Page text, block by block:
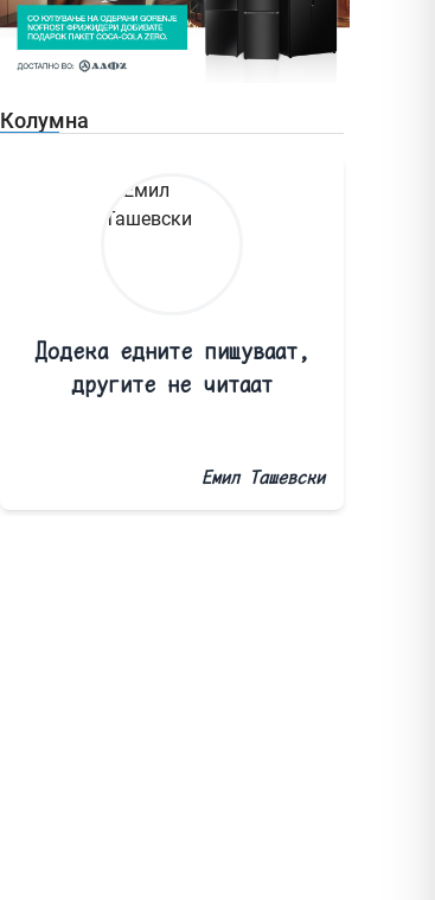
Колумна
Додека едните пишуваат,
другите не читаат
Емил Ташевски